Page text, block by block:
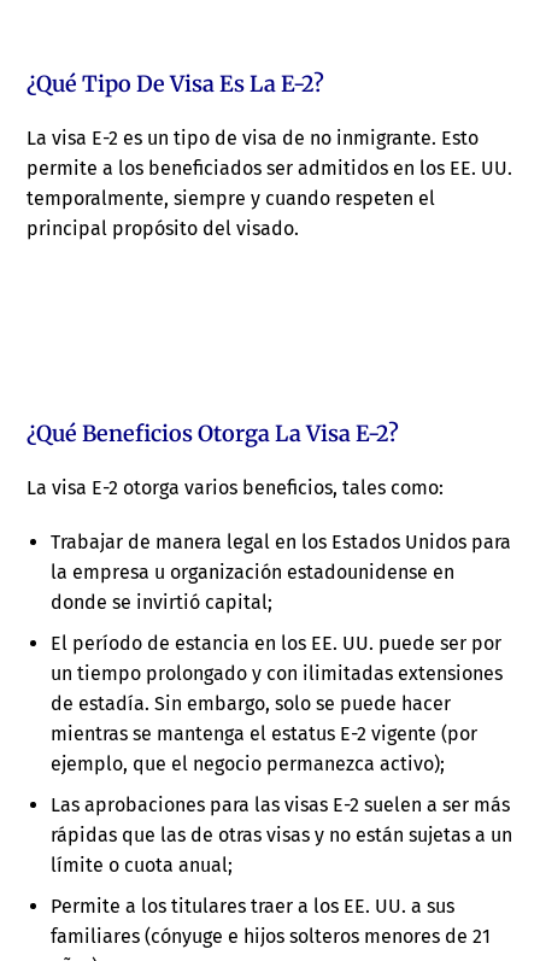
¿Qué Tipo De Visa Es La E-2?
La visa E-2 es un tipo de visa de no inmigrante. Esto
permite a los beneficiados ser admitidos en los EE. UU.
temporalmente, siempre y cuando respeten el
principal propósito del visado.
¿Qué Beneficios Otorga La Visa E-2?
La visa E-2 otorga varios beneficios, tales como:
Trabajar de manera legal en los Estados Unidos para
la empresa u organización estadounidense en
donde se invirtió capital;
El período de estancia en los EE. UU. puede ser por
un tiempo prolongado y con ilimitadas extensiones
de estadía. Sin embargo, solo se puede hacer
mientras se mantenga el estatus E-2 vigente (por
ejemplo, que el negocio permanezca activo);
Las aprobaciones para las visas E-2 suelen a ser más
rápidas que las de otras visas y no están sujetas a un
límite o cuota anual;
Permite a los titulares traer a los EE. UU. a sus
familiares (cónyuge e hijos solteros menores de 21